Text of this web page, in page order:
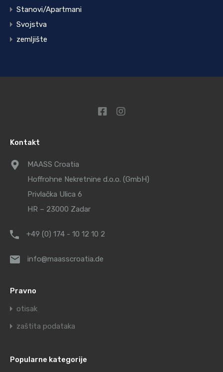
Stanovi/Apartmani
Svojstva
zemljište
Kontakt
MAASS Croatia
Hoffrohne Nekretnine d.o.o. (GmbH)
Privlačka Ulica 6
HR – 23000 Zadar
+49 (0) 174 - 10 12 10 2
info@maasscroatia.de
Pravno
otisak
zaštita podataka
Popularne kategorije